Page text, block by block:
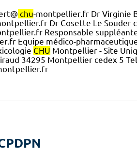
chu-montpellier.fr Dr Virginie
Dr Cosette Le Souder
Responsable
Equipe médico-
CHU Montpellier - Site
34295 Montpellier cedex 5